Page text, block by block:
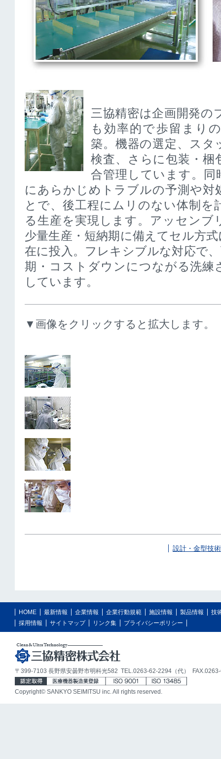
三協精密は企画開発の
も効率的で歩留まり
築。機器の選定、スタ
検査、さらに包装・梱
合管理しています。同
にあらかじめトラブルの予測や対
とで、後工程にムリのない体制を
る生産を実現します。アッセンブ
少量生産・短納期に備えてセル方
在に投入。フレキシブルな対応で
期・コストダウンにつながる洗練
しています。
▼画像をクリックすると拡大します。
設計・金型技術
HOME 最新情報 企業情報 企業行動規範 施設情報 製品情報
技
採用情報
サイトマップ リンク集 プライバシーポリシー
〒399-7103 長野県安曇野市明科光582 TEL.0263-62-2294（代）
Copyright© SANKYO SEIMITSU inc. All rights reserved.